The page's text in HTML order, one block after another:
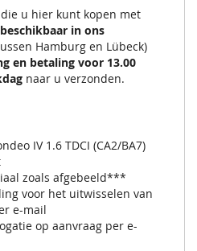
die u hier kunt kopen met
beschikbaar in ons
Hamburg en Lübeck)
en betaling voor 13.00
naar u verzonden.
IV 1.6 TDCI (CA2/BA7)
zoals afgebeeld***
voor het uitwisselen van
e-mail
op aanvraag per e-